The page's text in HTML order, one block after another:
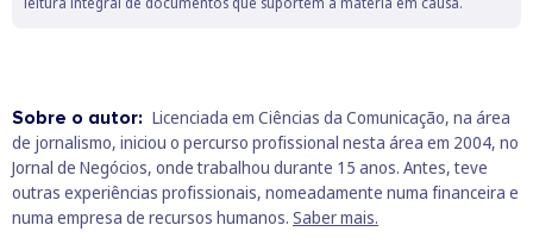
Sobre o autor: Licenciada em Ciências da Comunicação, na área
de jornalismo, iniciou o percurso profissional nesta área em 2004, no
Jornal de Negócios, onde trabalhou durante 15 anos. Antes, teve
outras experiências profissionais, nomeadamente numa financeira e
numa empresa de recursos humanos. Saber mais.